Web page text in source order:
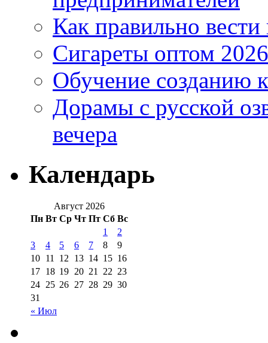
Как правильно
Сигареты оптом
Обучение созданию
Дорамы с русской
вечера
Календарь
Август 2026
Пн Вт Ср Чт Пт Сб Вс
« Июл
1
2
3
4 5 6 7 8
9
10 11 12 13 14 15 16
17 18 19 20 21 22 23
24 25 26 27 28 29 30
31